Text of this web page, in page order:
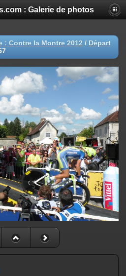
: Galerie de photos
: Contre la Montre 2012 / Départ